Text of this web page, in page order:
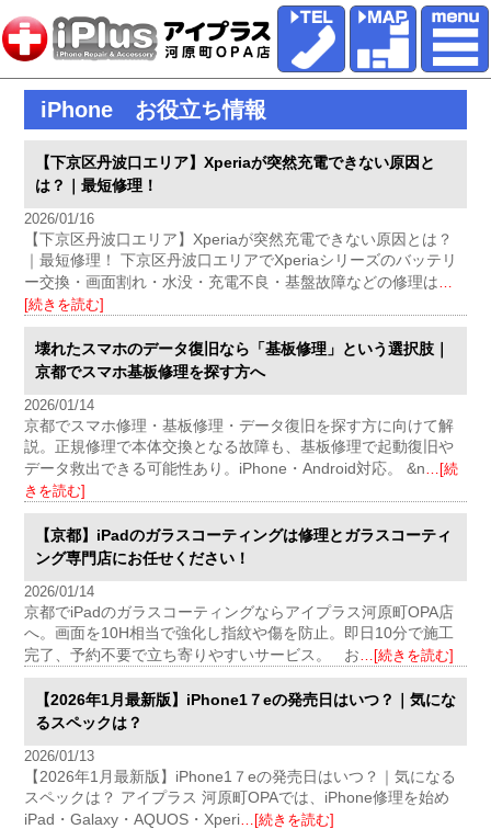
iPhone お役立ち情報
【下京区丹波口エリア】Xperiaが突然充電できない原因と
は？｜最短修理！
2026/01/16
【下京区丹波口エリア】Xperiaが突然充電できない原因とは？
｜最短修理！ 下京区丹波口エリアでXperiaシリーズのバッテリ
ー交換・画面割れ・水没・充電不良・基盤故障などの修理は…
[続きを読む]
壊れたスマホのデータ復旧なら「基板修理」という選択肢｜
京都でスマホ基板修理を探す方へ
2026/01/14
京都でスマホ修理・基板修理・データ復旧を探す方に向けて解
説。正規修理で本体交換となる故障も、基板修理で起動復旧や
データ救出できる可能性あり。iPhone・Android対応。 &n…[続
きを読む]
【京都】iPadのガラスコーティングは修理とガラスコーティ
ング専門店にお任せください！
2026/01/14
京都でiPadのガラスコーティングならアイプラス河原町OPA店
へ。画面を10H相当で強化し指紋や傷を防止。即日10分で施工
完了、予約不要で立ち寄りやすいサービス。 お…[続きを読む]
【2026年1月最新版】iPhone1７eの発売日はいつ？｜気にな
るスペックは？
2026/01/13
【2026年1月最新版】iPhone1７eの発売日はいつ？｜気になる
スペックは？ アイプラス 河原町OPAでは、iPhone修理を始め
iPad・Galaxy・AQUOS・Xperi…[続きを読む]